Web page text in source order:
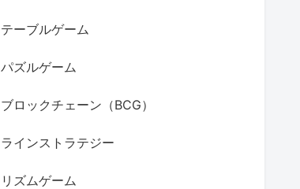
テーブルゲーム
パズルゲーム
ブロックチェーン（BCG）
ラインストラテジー
リズムゲーム